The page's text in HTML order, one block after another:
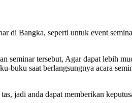
di Bangka, seperti untuk event
seminar tersebut, Agar dapat lebih
buku saat berlangsungnya acara
jadi anda dapat memberikan